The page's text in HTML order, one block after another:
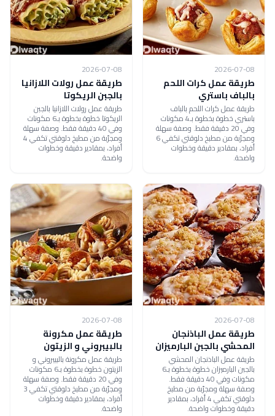
2026-07-08
طريقة عمل كرات اللحم
بالباف باستري
طريقة عمل كرات اللحم بالباف
باستري خطوة بخطوة بـ4 مكونات
وفي 20 دقيقة فقط. وصفة سهلة
ومجرّبة من مطبخ دلوقتي تكفي 6
أفراد، بمقادير دقيقة وخطوات
واضحة.
2026-07-08
طريقة عمل رولات اللازانيا
بالجبن الريكوتا
طريقة عمل رولات اللازانيا بالجبن
الريكوتا خطوة بخطوة بـ6 مكونات
وفي 40 دقيقة فقط. وصفة سهلة
ومجرّبة من مطبخ دلوقتي تكفي 4
أفراد، بمقادير دقيقة وخطوات
واضحة.
2026-07-08
طريقة عمل الباذنجان
المحشي بالجبن البارميزان
طريقة عمل الباذنجان المحشي
بالجبن البارميزان خطوة بخطوة بـ6
مكونات وفي 40 دقيقة فقط.
وصفة سهلة ومجرّبة من مطبخ
دلوقتي تكفي 4 أفراد، بمقادير
دقيقة وخطوات واضحة.
2026-07-08
طريقة عمل مكرونة
بالبيبروني و الزيتون
طريقة عمل مكرونة بالبيبروني و
الزيتون خطوة بخطوة بـ6 مكونات
وفي 20 دقيقة فقط. وصفة سهلة
ومجرّبة من مطبخ دلوقتي تكفي 3
أفراد، بمقادير دقيقة وخطوات
واضحة.